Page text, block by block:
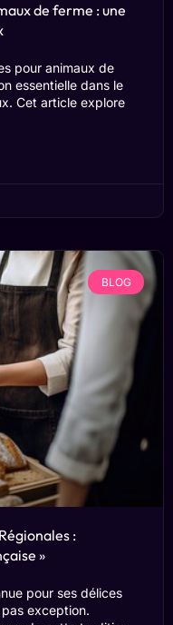
de ferme : une
pour animaux de
essentielle dans le
Cet article explore
BLOG
:
»
pour ses délices
exception.